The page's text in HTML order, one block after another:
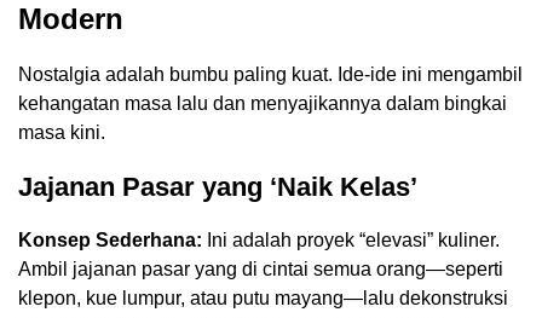
Modern
Nostalgia adalah bumbu paling kuat. Ide-ide ini mengambil
kehangatan masa lalu dan menyajikannya dalam bingkai
masa kini.
Jajanan Pasar yang ‘Naik Kelas’
Konsep Sederhana: Ini adalah proyek “elevasi” kuliner.
Ambil jajanan pasar yang di cintai semua orang—seperti
klepon, kue lumpur, atau putu mayang—lalu dekonstruksi